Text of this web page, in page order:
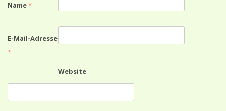
Name*
E-Mail-Adresse
*
Website